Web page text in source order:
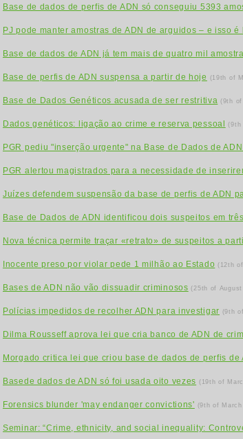
Base de dados de perfis de ADN só conseguiu 5393
PJ pode manter amostras de ADN de arguidos – e isso é
Base de dados de ADN já tem mais de quatro mil
Base de perfis de ADN suspensa a partir de hoje (19th of
Base de Dados Genéticos acusada de ser restritiva (9th of
Dados genéticos: ligação ao crime e reserva pessoal (9th
PGR pediu "inserção urgente" na Base de Dados de
PGR alertou magistrados para a necessidade de
Juízes defendem suspensão da base de perfis de ADN
Base de Dados de ADN identificou dois suspeitos em
Nova técnica permite traçar «retrato» de suspeitos a
Inocente preso por violar pede 1 milhão ao Estado (12th
Bases de ADN não vão dissuadir criminosos (25th of August
Polícias impedidos de recolher ADN para investigar (9th
Dilma Rousseff aprova lei que cria banco de ADN de
Morgado critica lei que criou base de dados de perfis de
Basede dados de ADN só foi usada oito vezes (19th of
Forensics blunder 'may endanger convictions' (9th of March
Seminar: “Crime, ethnicity, and social inequality: